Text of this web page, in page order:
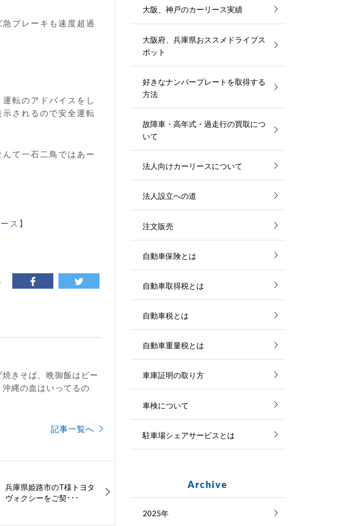
ブレーキも速度超過
転のアドバイスをし
されるので安全運転
て一石二鳥ではあー
ス 】
きそば、晩御飯はビー
縄の血はいってるの
記事一覧へ
兵庫県姫路市のT様トヨタ
ヴォクシーをご契･･･
大阪、神戸のカーリース実績
大阪府、兵庫県おススメドライブス
ポット
好きなナンバープレートを取得する
方法
故障車・高年式・過走行の買取につ
いて
法人向けカーリースについて
法人設立への道
注文販売
自動車保険とは
自動車取得税とは
自動車税とは
自動車重量税とは
車庫証明の取り方
車検について
駐車場シェアサービスとは
Archive
2025年